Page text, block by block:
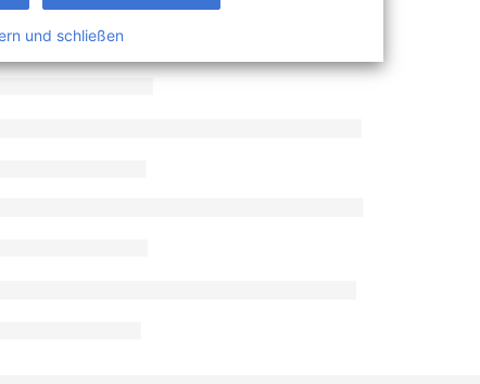
und schließen